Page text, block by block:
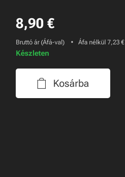
8,90 €
Bruttó ár (Áfá-val) Áfa nélkül 7,23 €
Készleten
Kosárba